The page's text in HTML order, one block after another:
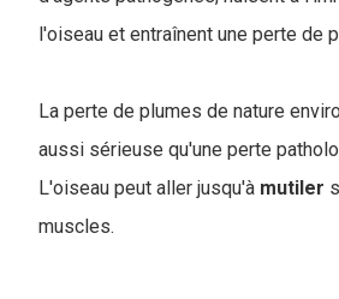
l'oiseau et entraînent une perte de
La perte de plumes de nature
aussi sérieuse qu'une perte
L'oiseau peut aller jusqu'à mutiler
muscles.